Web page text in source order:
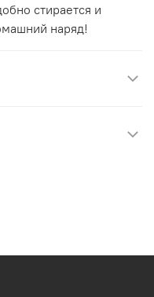
стирается и
наряд!